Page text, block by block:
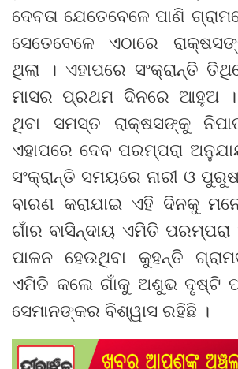
ଦେବତା ଯେତେବେଳେ ପାଣି
ସେତେବେଳେ ଏଠାରେ
ଥିଲା । ଏହାପରେ ସଂକ୍ରାନ୍ତି
ମାସର ପ୍ରଥମ ଦିନରେ ଆହୁଅ ।
ଥିବା ସମସ୍ତ ରାକ୍ଷସଙ୍କୁ
ଏହାପରେ ଦେବ ପରମ୍ପରା
ସଂକ୍ରାନ୍ତି ସମୟରେ ନାରୀ ଓ
ବାରଣ କରାଯାଇ ଏହି ଦିନକୁ
ଗାଁର ବାସିନ୍ଦାୟ ଏମିତି
ପାଳନ ହେଉଥିବା କୁହନ୍ତି
ଏମିତି କଲେ ଗାଁକୁ ଅଶୁଭ ଦୃଷ୍ଟି
ସେମାନଙ୍କର ବିଶ୍ୱାସ ରହିଛି ।